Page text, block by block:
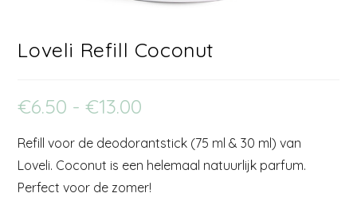
Loveli Refill Coconut
€6.50 - €13.00
Refill voor de deodorantstick (75 ml & 30 ml) van
Loveli. Coconut is een helemaal natuurlijk parfum.
Perfect voor de zomer!